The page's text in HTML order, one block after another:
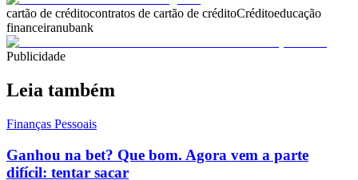
cartão de créditocontratos de cartão de créditoCréditoeducação
financeiranubank
Publicidade
Leia também
Finanças Pessoais
Ganhou na bet? Que bom. Agora vem a parte
difícil: tentar sacar